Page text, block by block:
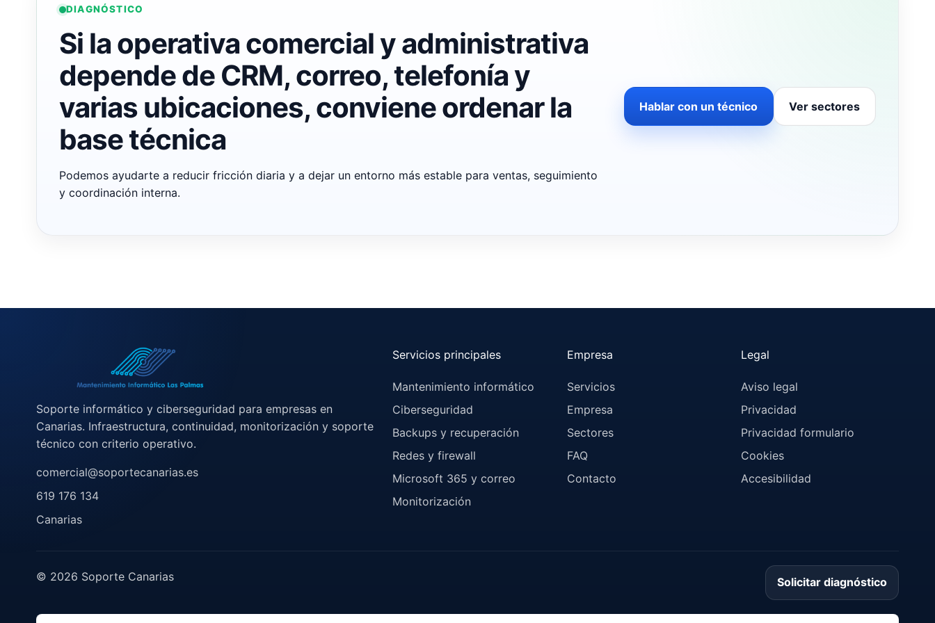
DIAGNÓSTICO
Si la operativa comercial y administrativa
depende de CRM, correo, telefonía y
varias ubicaciones, conviene ordenar la
base técnica
Podemos ayudarte a reducir fricción diaria y a dejar un entorno más estable para ventas, seguimiento
y coordinación interna.
Hablar con un técnico Ver sectores
Soporte informático y ciberseguridad para empresas en
Canarias. Infraestructura, continuidad, monitorización y soporte
técnico con criterio operativo.
comercial@soportecanarias.es
619 176 134
Canarias
Servicios principales
Mantenimiento informático
Ciberseguridad
Backups y recuperación
Redes y firewall
Microsoft 365 y correo
Monitorización
Empresa
Servicios
Empresa
Sectores
FAQ
Contacto
Legal
Aviso legal
Privacidad
Privacidad formulario
Cookies
Accesibilidad
© 2026 Soporte Canarias Solicitar diagnóstico